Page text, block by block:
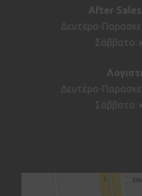
After Sales
Δευτέρα-
Σάββατο:
Δευτέρα-
Σάββατο: